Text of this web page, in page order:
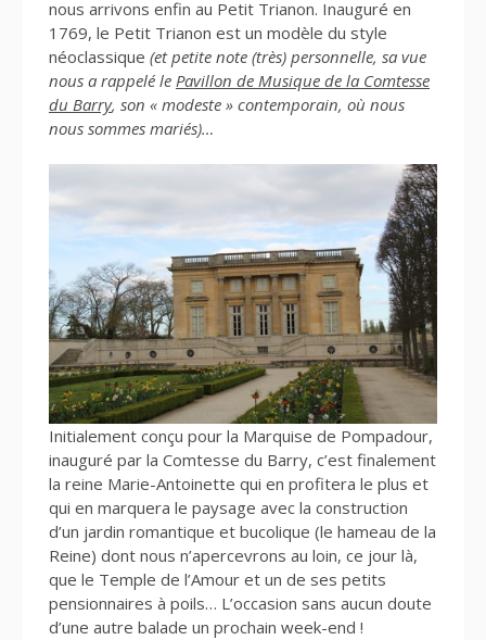
nous arrivons enfin au Petit Trianon. Inauguré en
1769, le Petit Trianon est un modèle du style
néoclassique (et petite note (très) personnelle, sa vue
nous a rappelé le Pavillon de Musique de la Comtesse
du Barry, son « modeste » contemporain, où nous
nous sommes mariés)…
Initialement conçu pour la Marquise de Pompadour,
inauguré par la Comtesse du Barry, c’est finalement
la reine Marie-Antoinette qui en profitera le plus et
qui en marquera le paysage avec la construction
d’un jardin romantique et bucolique (le hameau de la
Reine) dont nous n’apercevrons au loin, ce jour là,
que le Temple de l’Amour et un de ses petits
pensionnaires à poils… L’occasion sans aucun doute
d’une autre balade un prochain week-end !